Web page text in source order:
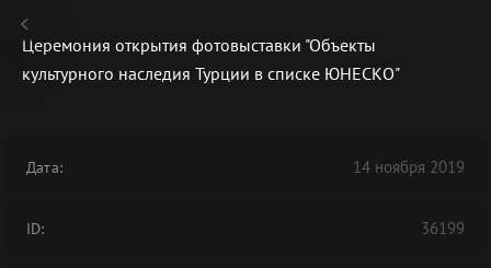
В АРХИВЕ
Церемония открытия фотовыставки "Объекты
культурного наследия Турции в списке ЮНЕСКО"
Дата: 14 ноября 2019
ID: 36199